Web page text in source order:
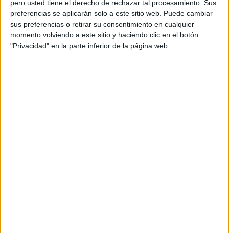
pero usted tiene el derecho de rechazar tal procesamiento. Sus
preferencias se aplicarán solo a este sitio web. Puede cambiar
sus preferencias o retirar su consentimiento en cualquier
momento volviendo a este sitio y haciendo clic en el botón
"Privacidad" en la parte inferior de la página web.
proyecto que surge como una posibilidad de cubrir las
necesidades de organizaciones para facilitar una
formación orquestal profesional. Hay músicos de hasta 14
nacionalidades, como rusos, bielorrusos, ucranianos,